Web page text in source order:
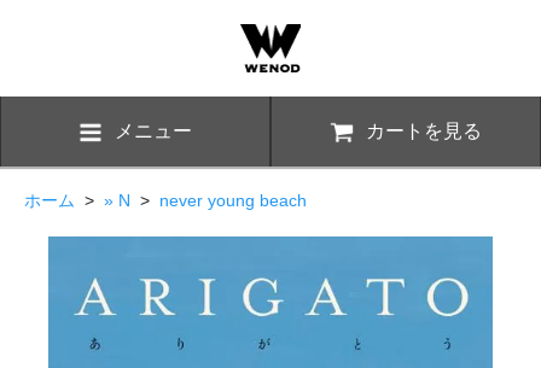
メニュー カートを見る
ホーム > » N > never young beach